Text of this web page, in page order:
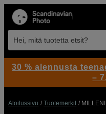
Hei, mitä tuotetta etsit?
Aloitussivu Tuotemerkit
30 % alennusta
–